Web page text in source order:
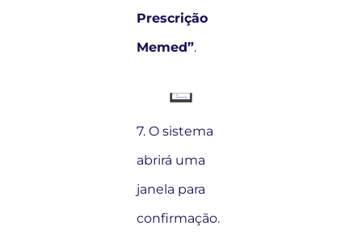
Prescrição
Memed”.
7. O sistema
abrirá uma
janela para
confirmação.